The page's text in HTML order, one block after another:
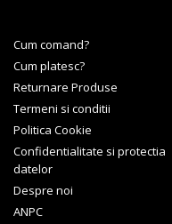
Cum comand?
Cum platesc?
Returnare Produse
Termeni si conditii
Politica Cookie
Confidentialitate si protectia
datelor
Despre noi
ANPC